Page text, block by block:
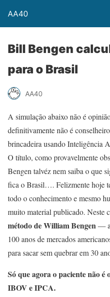
AA40
Bill Bengen
para o Brasil
AA40
A simulação abaixo não é
definitivamente não é
brincadeira usando Inteligência
O título, como provavelmente
Bengen talvéz nem saiba o que
fica o Brasil…. Felizmente hoje
todo o conhecimento e mesmo
muito material publicado. Neste
método de William Bengen—
100 anos de mercados
para sacar sem quebrar em 30
Só que agora o paciente não
IBOV e IPCA.